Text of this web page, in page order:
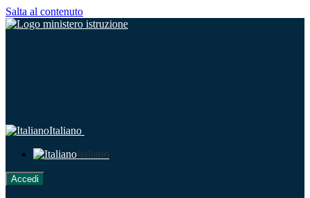
Salta al contenuto
Italiano
Italiano
Accedi